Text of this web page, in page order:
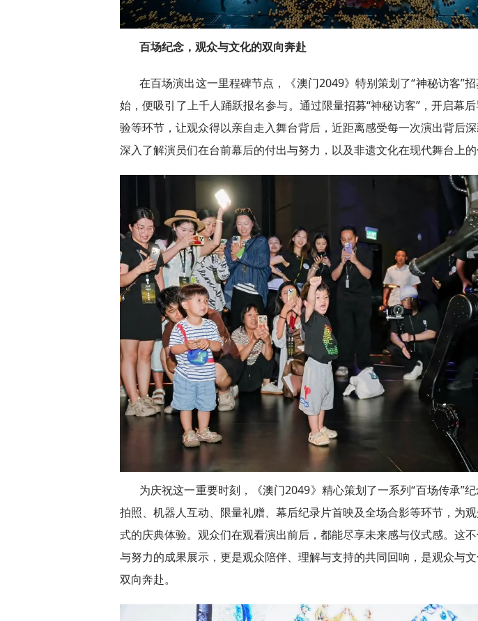
百场纪念，观众与文化的双向奔赴
在百场演出这一里程碑节点，《澳门2049》特别策划了“神秘访客”
始，便吸引了上千人踊跃报名参与。通过限量招募“神秘访客”，开启幕
验等环节，让观众得以亲自走入舞台背后，近距离感受每一次演出背后深
深入了解演员们在台前幕后的付出与努力，以及非遗文化在现代舞台上的
为庆祝这一重要时刻，《澳门2049》精心策划了一系列“百场传承”
拍照、机器人互动、限量礼赠、幕后纪录片首映及全场合影等环节，为
式的庆典体验。观众们在观看演出前后，都能尽享未来感与仪式感。这
与努力的成果展示，更是观众陪伴、理解与支持的共同回响，是观众与
双向奔赴。